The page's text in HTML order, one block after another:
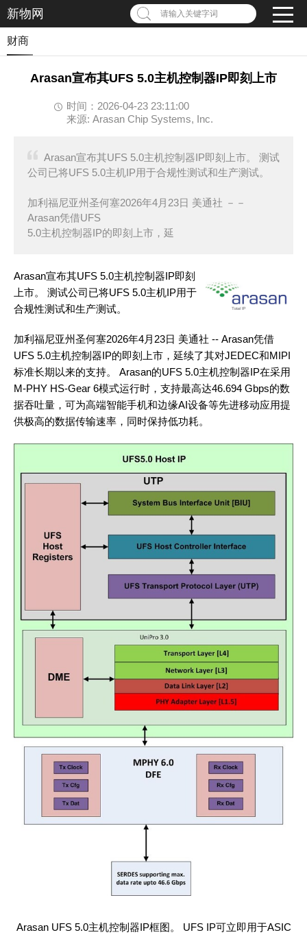
新物网 请输入关键字词
财商
Arasan宣布其UFS 5.0主机控制器IP即刻上市
时间：2026-04-23 23:11:00
来源: Arasan Chip Systems, Inc.
Arasan宣布其UFS 5.0主机控制器IP即刻上市。 测试
公司已将UFS 5.0主机IP用于合规性测试和生产测试。
加利福尼亚州圣何塞2026年4月23日 美通社 －－
Arasan凭借UFS
5.0主机控制器IP的即刻上市，延
Arasan宣布其UFS 5.0主机控制器IP即刻
上市。 测试公司已将UFS 5.0主机IP用于
合规性测试和生产测试。
加利福尼亚州圣何塞2026年4月23日 美通社 -- Arasan凭借
UFS 5.0主机控制器IP的即刻上市，延续了其对JEDEC和MIPI
标准长期以来的支持。 Arasan的UFS 5.0主机控制器IP在采用
M-PHY HS-Gear 6模式运行时，支持最高达46.694 Gbps的数
据吞吐量，可为高端智能手机和边缘AI设备等先进移动应用提
供极高的数据传输速率，同时保持低功耗。
Arasan UFS 5.0主机控制器IP框图。 UFS IP可立即用于ASIC